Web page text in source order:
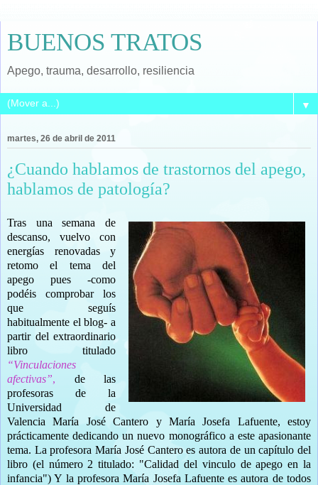
BUENOS TRATOS
Apego, trauma, desarrollo, resiliencia
▼
martes, 26 de abril de 2011
¿Cuando hablamos de trastornos del apego,
hablamos de patología?
Tras una semana de
descanso, vuelvo con
energías renovadas y
retomo el tema del
apego pues -como
podéis comprobar los
que seguís
habitualmente el blog- a
partir del extraordinario
libro titulado
“Vinculaciones
afectivas”, de las
profesoras de la
Universidad de
Valencia María José Cantero y María Josefa Lafuente, estoy
prácticamente dedicando un nuevo monográfico a este apasionante
tema. La profesora María José Cantero es autora de un capítulo del
libro (el número 2 titulado: "Calidad del vinculo de apego en la
infancia") Y la profesora María Josefa Lafuente es autora de todos